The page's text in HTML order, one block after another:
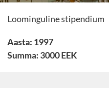
Loominguline stipendium
Aasta: 1997
Summa: 3000 EEK